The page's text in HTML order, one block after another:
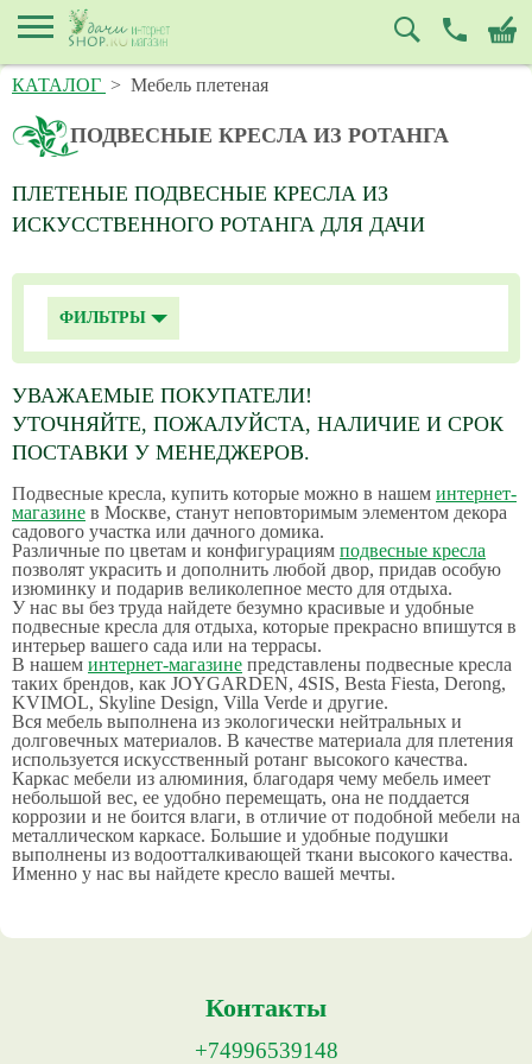
КАТАЛОГ > Мебель плетеная
ПОДВЕСНЫЕ КРЕСЛА ИЗ РОТАНГА
ПЛЕТЕНЫЕ ПОДВЕСНЫЕ КРЕСЛА ИЗ
ИСКУССТВЕННОГО РОТАНГА ДЛЯ ДАЧИ
ФИЛЬТРЫ
УВАЖАЕМЫЕ ПОКУПАТЕЛИ!
УТОЧНЯЙТЕ, ПОЖАЛУЙСТА, НАЛИЧИЕ И СРОК
ПОСТАВКИ У МЕНЕДЖЕРОВ.
Подвесные кресла, купить которые можно в нашем интернет-
магазине в Москве, станут неповторимым элементом декора
садового участка или дачного домика.
Различные по цветам и конфигурациям подвесные кресла
позволят украсить и дополнить любой двор, придав особую
изюминку и подарив великолепное место для отдыха.
У нас вы без труда найдете безумно красивые и удобные
подвесные кресла для отдыха, которые прекрасно впишутся в
интерьер вашего сада или на террасы.
В нашем интернет-магазине представлены подвесные кресла
таких брендов, как JOYGARDEN, 4SIS, Besta Fiesta, Derong,
KVIMOL, Skyline Design, Villa Verde и другие.
Вся мебель выполнена из экологически нейтральных и
долговечных материалов. В качестве материала для плетения
используется искусственный ротанг высокого качества.
Каркас мебели из алюминия, благодаря чему мебель имеет
небольшой вес, ее удобно перемещать, она не поддается
коррозии и не боится влаги, в отличие от подобной мебели на
металлическом каркасе. Большие и удобные подушки
выполнены из водоотталкивающей ткани высокого качества.
Именно у нас вы найдете кресло вашей мечты.
Контакты
+74996539148